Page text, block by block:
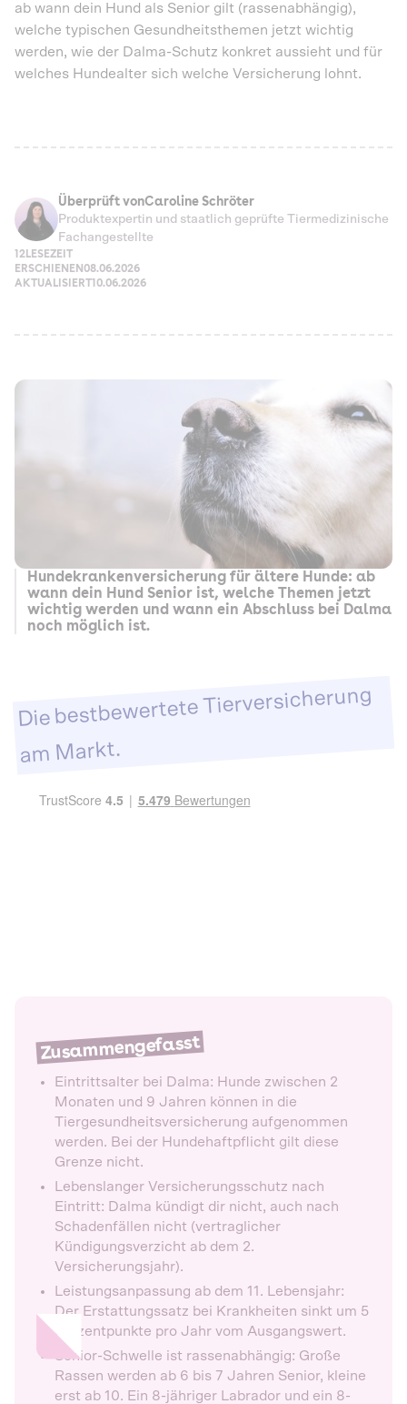
ab wann dein Hund als Senior gilt (rassenabhängig),
welche typischen Gesundheitsthemen jetzt wichtig
werden, wie der Dalma-Schutz konkret aussieht und für
welches Hundealter sich welche Versicherung lohnt.
Überprüft vonCaroline Schröter
Produktexpertin und staatlich geprüfte Tiermedizinische
Fachangestellte
12 LESEZEIT
ERSCHIENEN08.06.2026
AKTUALISIERT10.06.2026
Hundekrankenversicherung für ältere Hunde: ab
wann dein Hund Senior ist, welche Themen jetzt
wichtig werden und wann ein Abschluss bei Dalma
noch möglich ist.
Die bestbewertete Tierversicherung
am Markt.
Zusammengefasst
Eintrittsalter bei Dalma: Hunde zwischen 2
Monaten und 9 Jahren können in die
Tiergesundheitsversicherung aufgenommen
werden. Bei der Hundehaftpflicht gilt diese
Grenze nicht.
Lebenslanger Versicherungsschutz nach
Eintritt: Dalma kündigt dir nicht, auch nach
Schadenfällen nicht (vertraglicher
Kündigungsverzicht ab dem 2.
Versicherungsjahr).
Leistungsanpassung ab dem 11. Lebensjahr:
Der Erstattungssatz bei Krankheiten sinkt um 5
Prozentpunkte pro Jahr vom Ausgangswert.
Senior-Schwelle ist rassenabhängig: Große
Rassen werden ab 6 bis 7 Jahren Senior, kleine
erst ab 10. Ein 8-jähriger Labrador und ein 8-